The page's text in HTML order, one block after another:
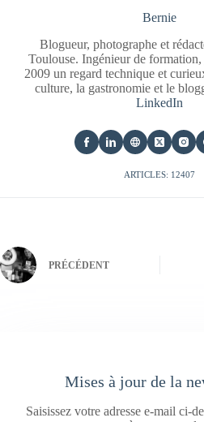
Bernie
Blogueur, photographe et
Toulouse. Ingénieur de formation,
2009 un regard technique et
culture, la gastronomie et le
LinkedIn
ARTICLES: 12407
PRÉCÉDENT
Mises à jour de la
Saisissez votre adresse e-mail ci-